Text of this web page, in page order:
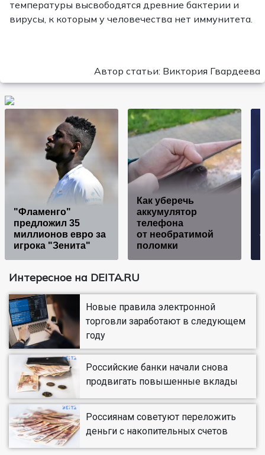
температуры высвободятся древние бактерии и
вирусы, к которым у человечества нет иммунитета.
Автор статьи: Виктория Гвардеева
"Фламенго"
предложил 35
миллионов евро за
игрока "Зенита"
Как уберечь
аккумулятор
телефона
от необратимой
поломки
Интересное на DEITA.RU
Новые правила электронной
торговли заработают в следующем
году
Российские банки начали снова
продвигать повышенные вклады
Россиянам советуют переложить
деньги с накопительных счетов